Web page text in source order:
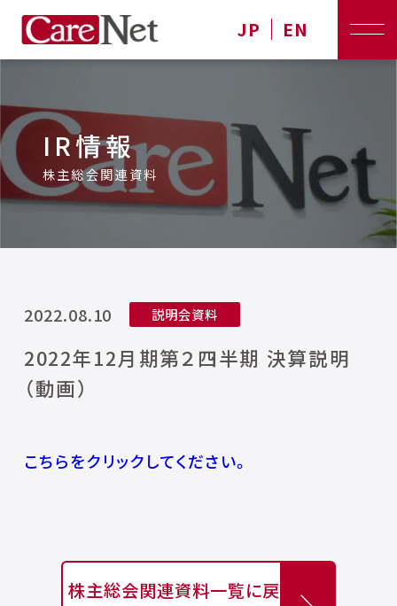
JP EN
IR情報
株主総会関連資料
2022.08.10 説明会資料
2022年12月期第２四半期 決算説明
（動画）
こちらをクリックしてください。
株主総会関連資料一覧に戻